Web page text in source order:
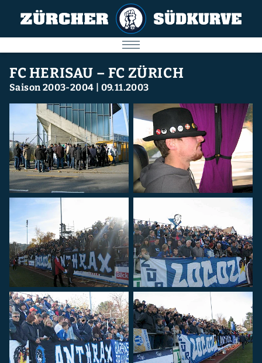
AKTUELL
SPIELE
SÜDKURVE
FC ZÜRICH
IMPRESSUM
Nächstes Spiel
09.08.2026
FC Lugano FC Zürich
Spendenkonto
FC HERISAU – FC ZÜRICH
Saison 2003-2004 09.11.2003